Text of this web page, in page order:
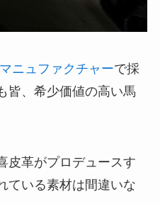
ニュファクチャーで採
皆、希少価値の高い馬
皮革がプロデュースす
ている素材は間違いな